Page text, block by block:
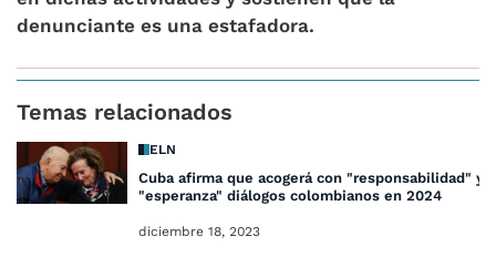
denunciante es una estafadora.
Temas relacionados
ELN
Cuba afirma que acogerá con "responsabilidad" y
"esperanza" diálogos colombianos en 2024
diciembre 18, 2023